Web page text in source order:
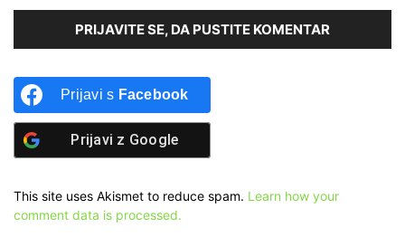
PRIJAVITE SE, DA PUSTITE KOMENTAR
Prijavi s Facebook
Prijavi z Google
This site uses Akismet to reduce spam. Learn how your
comment data is processed.